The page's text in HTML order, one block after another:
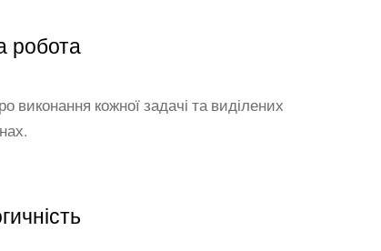
робота
виконання кожної задачі та виділених